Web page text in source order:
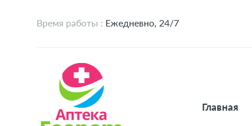
Время работы : Ежедневно, 24/7
Главная